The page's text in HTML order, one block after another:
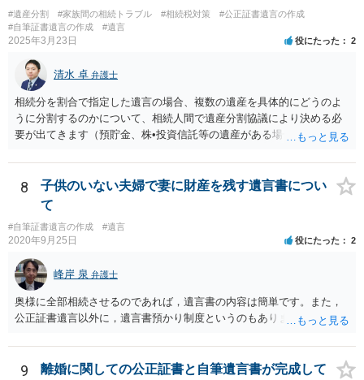
#遺産分割 #家族間の相続トラブル #相続税対策
#公正証書遺言の作成
#自筆証書遺言の作成
#遺言
2025年3月23日 役にたった 2
清水 卓 弁護士
相続分を割合で指定した遺言の場合、複数の遺産を具体的にどうのよ
うに分割するのかについて、相続人間で遺産分割協議により決める必
要が出てきます（預貯金、株•投資信託等の遺産がある場合に、どの遺
投資信託は他の相続人にというような分け方をするのか等について
は、相続人間で遺産分割協議により決める必要があります）。
8
子供のいない夫婦で妻に財産を残す遺言書につい
て
#自筆証書遺言の作成 #遺言
2020年9月25日 役にたった 2
峰岸 泉 弁護士
奥様に全部相続させるのであれば，遺言書の内容は簡単です。また，
公正証書遺言以外に，遺言書預かり制度というのもあります。
9
離婚に関しての公正証書と自筆遺言書が完成して